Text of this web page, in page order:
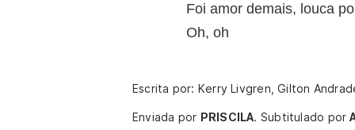
Foi amor demais, louca
Oh, oh
Escrita por: Kerry Livgren, Gilton
Enviada por PRISCILA. Subtitulado por